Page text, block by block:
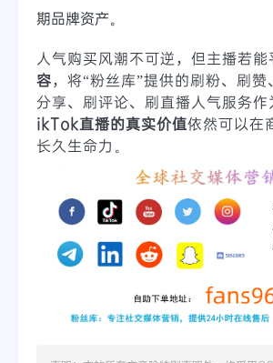
期品牌资产。
人气购买风潮不可逆，但主播若能
容，将“粉丝库”提供的刷粉、刷赞
分享、刷评论、刷直播人气服务作
ikTok直播的真实价值依然可以在
长久生命力。